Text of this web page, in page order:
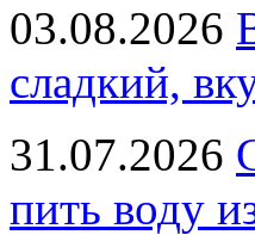
03.08.2026
сладкий,
31.07.2026
пить воду